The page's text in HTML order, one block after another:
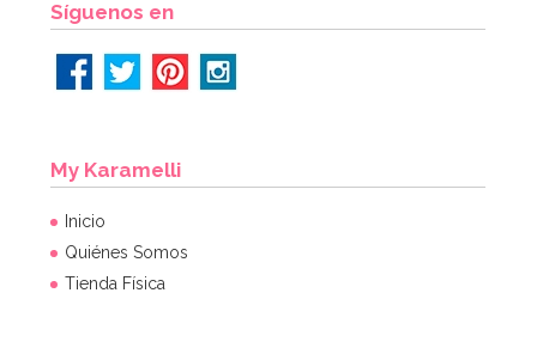
Síguenos en
My Karamelli
Inicio
Quiénes Somos
Tienda Física